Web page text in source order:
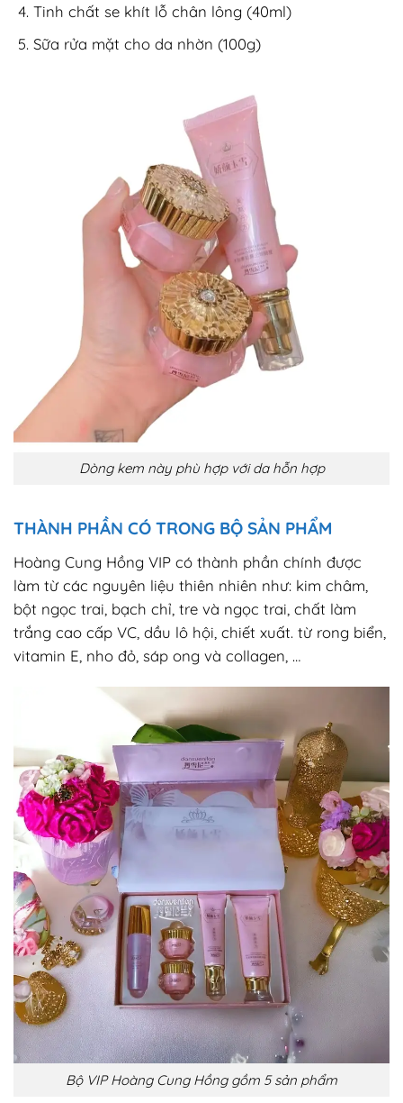
Tinh chất se khít lỗ chân lông (40ml)
Sữa rửa mặt cho da nhờn (100g)
Dòng kem này phù hợp với da hỗn hợp
THÀNH PHẦN CÓ TRONG BỘ SẢN PHẨM
Hoàng Cung Hồng VIP có thành phần chính được
làm từ các nguyên liệu thiên nhiên như: kim châm,
bột ngọc trai, bạch chỉ, tre và ngọc trai, chất làm
trắng cao cấp VC, dầu lô hội, chiết xuất. từ rong biển,
vitamin E, nho đỏ, sáp ong và collagen, …
Bộ VIP Hoàng Cung Hồng gồm 5 sản phẩm